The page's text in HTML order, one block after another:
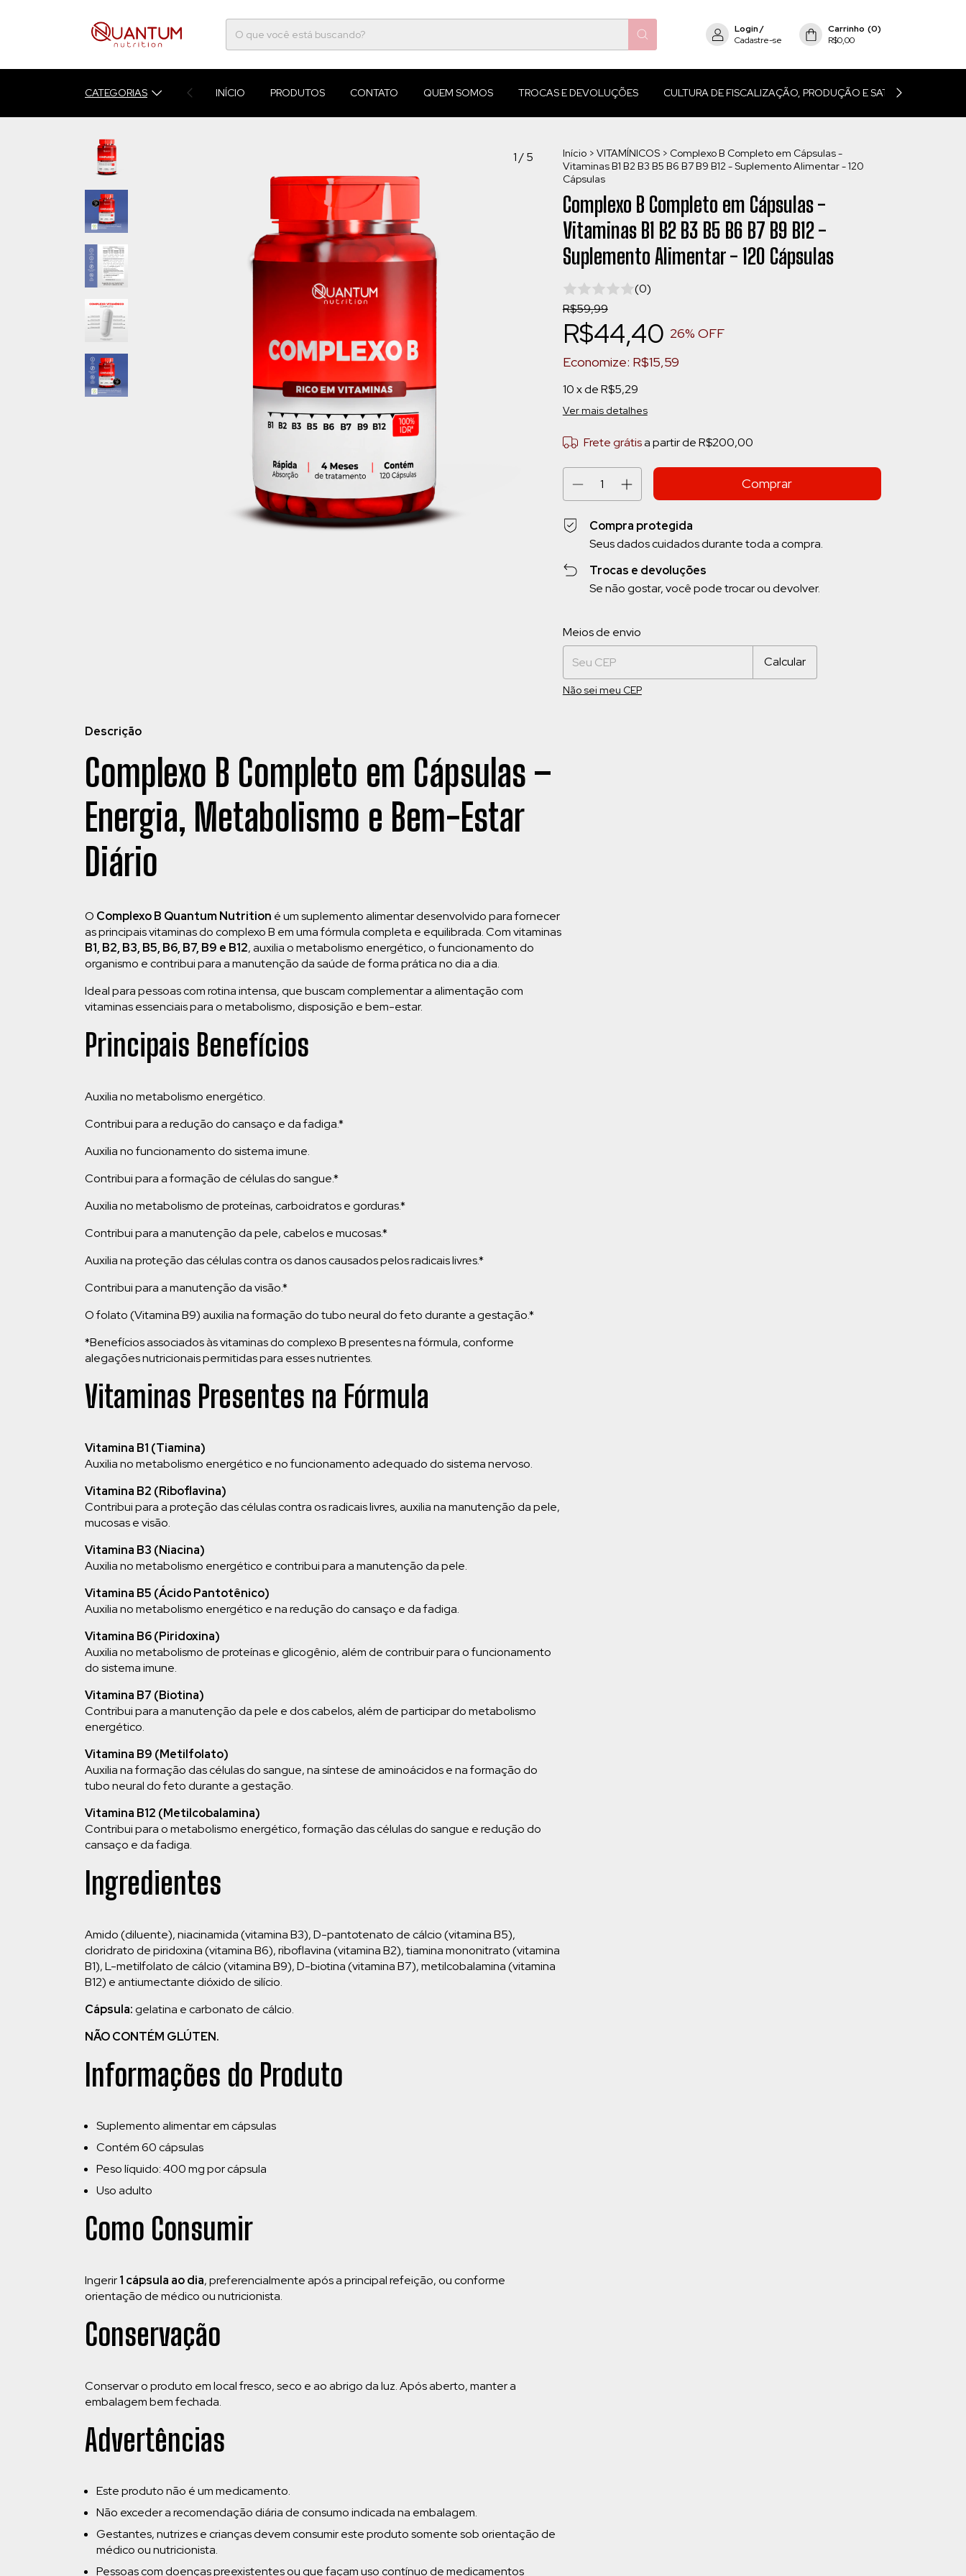
Login/
Cadastre-se
Carrinho (0)
R$0,00
CATEGORIAS INÍCIO PRODUTOS CONTATO QUEM SOMOS TROCAS E DEVOLUÇÕES CULTURA DE FISCALIZAÇÃO, PRODUÇÃO E SATISFAÇÃO
1/5 Início > VITAMÍNICOS > Complexo B Completo em Cápsulas -
Vitaminas B1 B2 B3 B5 B6 B7 B9 B12 - Suplemento Alimentar - 120
Cápsulas
Complexo B Completo em Cápsulas -
Vitaminas B1 B2 B3 B5 B6 B7 B9 B12 -
Suplemento Alimentar - 120 Cápsulas
(0)
R$59,99
R$44,40 26% OFF
Economize: R$15,59
10x deR$5,29
Ver mais detalhes
Frete grátisa partir deR$200,00
Compra protegida
Seus dados cuidados durante toda a compra.
Trocas e devoluções
Se não gostar, você pode trocar ou devolver.
Entregas para o CEP:
Meios de envio
Calcular
Não sei meu CEP
Descrição
Complexo B Completo em Cápsulas –
Energia, Metabolismo e Bem-Estar
Diário
O Complexo B Quantum Nutrition é um suplemento alimentar desenvolvido para fornecer
as principais vitaminas do complexo B em uma fórmula completa e equilibrada. Com vitaminas
B1, B2, B3, B5, B6, B7, B9 e B12, auxilia o metabolismo energético, o funcionamento do
organismo e contribui para a manutenção da saúde de forma prática no dia a dia.
Ideal para pessoas com rotina intensa, que buscam complementar a alimentação com
vitaminas essenciais para o metabolismo, disposição e bem-estar.
Principais Benefícios
Auxilia no metabolismo energético.
Contribui para a redução do cansaço e da fadiga.*
Auxilia no funcionamento do sistema imune.
Contribui para a formação de células do sangue.*
Auxilia no metabolismo de proteínas, carboidratos e gorduras.*
Contribui para a manutenção da pele, cabelos e mucosas.*
Auxilia na proteção das células contra os danos causados pelos radicais livres.*
Contribui para a manutenção da visão.*
O folato (Vitamina B9) auxilia na formação do tubo neural do feto durante a gestação.*
*Benefícios associados às vitaminas do complexo B presentes na fórmula, conforme
alegações nutricionais permitidas para esses nutrientes.
Vitaminas Presentes na Fórmula
Vitamina B1 (Tiamina)
Auxilia no metabolismo energético e no funcionamento adequado do sistema nervoso.
Vitamina B2 (Riboflavina)
Contribui para a proteção das células contra os radicais livres, auxilia na manutenção da pele,
mucosas e visão.
Vitamina B3 (Niacina)
Auxilia no metabolismo energético e contribui para a manutenção da pele.
Vitamina B5 (Ácido Pantotênico)
Auxilia no metabolismo energético e na redução do cansaço e da fadiga.
Vitamina B6 (Piridoxina)
Auxilia no metabolismo de proteínas e glicogênio, além de contribuir para o funcionamento
do sistema imune.
Vitamina B7 (Biotina)
Contribui para a manutenção da pele e dos cabelos, além de participar do metabolismo
energético.
Vitamina B9 (Metilfolato)
Auxilia na formação das células do sangue, na síntese de aminoácidos e na formação do
tubo neural do feto durante a gestação.
Vitamina B12 (Metilcobalamina)
Contribui para o metabolismo energético, formação das células do sangue e redução do
cansaço e da fadiga.
Ingredientes
Amido (diluente), niacinamida (vitamina B3), D-pantotenato de cálcio (vitamina B5),
cloridrato de piridoxina (vitamina B6), riboflavina (vitamina B2), tiamina mononitrato (vitamina
B1), L-metilfolato de cálcio (vitamina B9), D-biotina (vitamina B7), metilcobalamina (vitamina
B12) e antiumectante dióxido de silício.
Cápsula:gelatina e carbonato de cálcio.
NÃO CONTÉM GLÚTEN.
Informações do Produto
Suplemento alimentar em cápsulas
Contém 60 cápsulas
Peso líquido: 400 mg por cápsula
Uso adulto
Como Consumir
Ingerir1 cápsula ao dia, preferencialmente após a principal refeição, ou conforme
orientação de médico ou nutricionista.
Conservação
Conservar o produto em local fresco, seco e ao abrigo da luz. Após aberto, manter a
embalagem bem fechada.
Advertências
Este produto não é um medicamento.
Não exceder a recomendação diária de consumo indicada na embalagem.
Gestantes, nutrizes e crianças devem consumir este produto somente sob orientação de
médico ou nutricionista.
Pessoas com doenças preexistentes ou que façam uso contínuo de medicamentos